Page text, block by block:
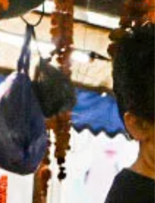
ארמניה
אזרבייג'ן